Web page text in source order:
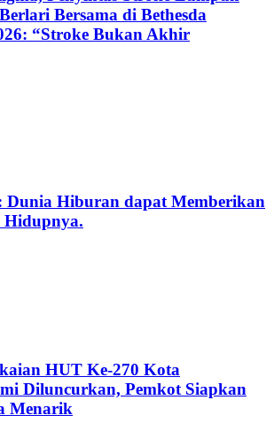
Bersama di Bethesda
“Stroke Bukan Akhir
Dunia Hiburan dapat Memberikan
Hidupnya.
HUT Ke-270 Kota
Diluncurkan, Pemkot Siapkan
Menarik